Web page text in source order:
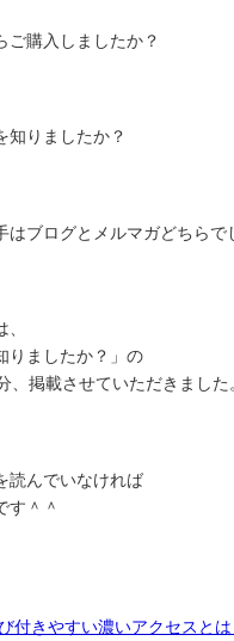
ご購入しましたか？
知りましたか？
はブログとメルマガどちらで
りましたか？」の
、掲載させていただきました
読んでいなければ
す＾＾
付きやすい濃いアクセスとは